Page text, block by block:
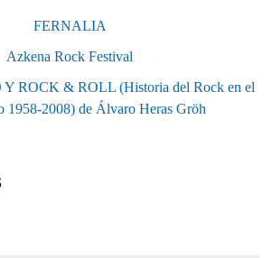
FERNALIA
Azkena Rock Festival
ROCK & ROLL (Historia del Rock en el
1958-2008) de Álvaro Heras Gröh